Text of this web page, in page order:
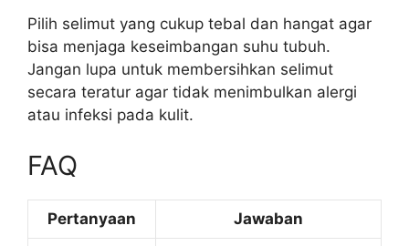
Pilih selimut yang cukup tebal dan hangat agar
bisa menjaga keseimbangan suhu tubuh.
Jangan lupa untuk membersihkan selimut
secara teratur agar tidak menimbulkan alergi
atau infeksi pada kulit.
FAQ
Pertanyaan Jawaban